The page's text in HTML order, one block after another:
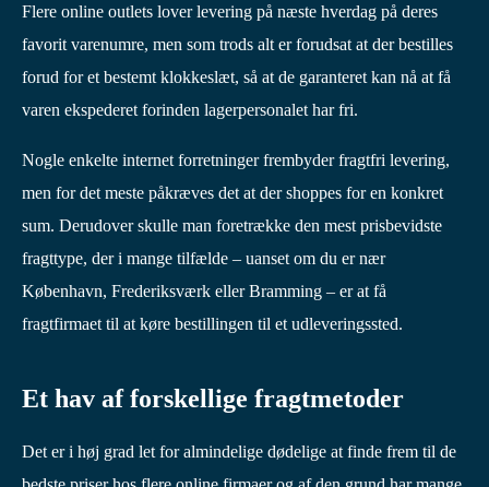
Flere online outlets lover levering på næste hverdag på deres
favorit varenumre, men som trods alt er forudsat at der bestilles
forud for et bestemt klokkeslæt, så at de garanteret kan nå at få
varen ekspederet forinden lagerpersonalet har fri.
Nogle enkelte internet forretninger frembyder fragtfri levering,
men for det meste påkræves det at der shoppes for en konkret
sum. Derudover skulle man foretrække den mest prisbevidste
fragttype, der i mange tilfælde – uanset om du er nær
København, Frederiksværk eller Bramming – er at få
fragtfirmaet til at køre bestillingen til et udleveringssted.
Et hav af forskellige fragtmetoder
Det er i høj grad let for almindelige dødelige at finde frem til de